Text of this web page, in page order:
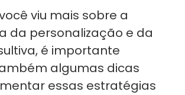
viu mais sobre a
da personalização e da
é importante
algumas dicas
essas estratégias